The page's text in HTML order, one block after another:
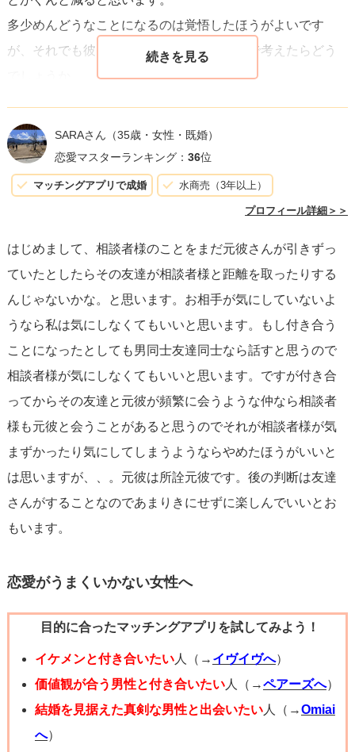
多少めんどうなことになるのは覚悟したほうがよいです
が、それでも彼と付き合いたいと思えるかで考えたらどう
いことになったらもう元カレ共々そのコミュニティを捨て
たらよいと思います。
SARAさん （35歳・女性・既婚）
恋愛マスターランキング： 36位
マッチングアプリで成婚 水商売（3年以上）
プロフィール詳細＞＞
はじめまして、相談者様のことをまだ元彼さんが引きずっ
ていたとしたらその友達が相談者様と距離を取ったりする
んじゃないかな。と思います。お相手が気にしていないよ
うなら私は気にしなくてもいいと思います。もし付き合う
ことになったとしても男同士友達同士なら話すと思うので
相談者様が気にしなくてもいいと思います。ですが付き合
ってからその友達と元彼が頻繁に会うような仲なら相談者
様も元彼と会うことがあると思うのでそれが相談者様が気
まずかったり気にしてしまうようならやめたほうがいいと
は思いますが、、。元彼は所詮元彼です。後の判断は友達
さんがすることなのであまりきにせずに楽しんでいいとお
もいます。
恋愛がうまくいかない女性へ
目的に合ったマッチングアプリを試してみよう！
イケメンと付き合いたい人（→ イヴイヴへ）
価値観が合う男性と付き合いたい人（→ペアーズへ）
結婚を見据えた真剣な男性と出会いたい人（→Omiai
へ）